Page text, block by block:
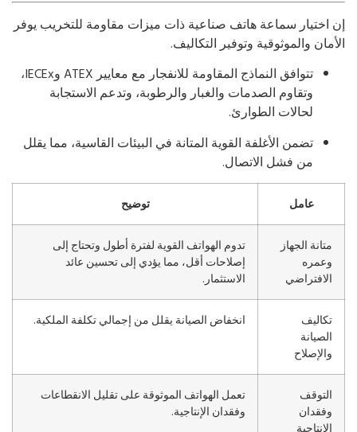
اختيار سماعة هاتف صناعية ذات ميزات مقاومة للتخريب يوفر
والموثوقية وتوفير التكاليف.
تتوافق النماذج المقاومة للانفجار مع معايير ATEX وIECEx،
وتقاوم الصدمات والغبار والرطوبة، وتدعم الاستجابة
لحالات الطوارئ.
تضمن الأغلفة القوية المتانة في البيئات القاسية، مما يقلل
من فشل الاتصال.
عامل توضيح
متانة الجهاز
وعمره
الافتراضي
تدوم الهواتف القوية لفترة أطول وتحتاج إلى
إصلاحات أقل، مما يؤدي إلى تحسين عائد
الاستثمار.
تكاليف
الصيانة
والإصلاح
انخفاض الصيانة يقلل من إجمالي تكلفة الملكية.
التوقف
وفقدان
تعمل الهواتف الموثوقة على تقليل الانقطاعات
وفقدان الإنتاجية.